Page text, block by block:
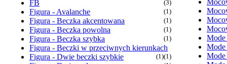
FB (3)
Figura - Avalanche (1)
Figura - Beczka akcentowana (1)
Figura - Beczka powolna (1)
Figura - Beczka szybka (1)
Figura - Beczki w przeciwnych kierunkach
(1)
Figura - Dwie beczki szybkie (1)
Mode
Mode
Mode